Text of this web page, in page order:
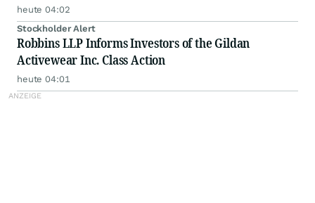
heute 04:02
Stockholder Alert
Robbins LLP Informs Investors of the Gildan
Activewear Inc. Class Action
heute 04:01